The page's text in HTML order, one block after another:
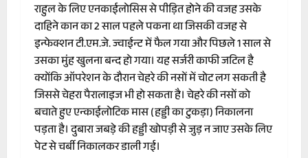
राहुल के लिए एनकाईलोसिस से पीड़ित होने की वजह उसके
दाहिने कान का 2 साल पहले पकना था जिसकी वजह से
इन्फेक्शन टी.एम.जे. ज्वाईन्ट में फैल गया और पिछले 1 साल से
उसका मुंह खुलना बन्द हो गया। यह सर्जरी काफी जटिल है
क्योंकि ऑपरेशन के दौरान चेहरे की नसों में चोट लग सकती है
जिससे चेहरा पैरालाइज भी हो सकता है। चेहरे की नसों को
बचाते हुए एन्काईलोटिक मास (हड्डी का टुकड़ा) निकालना
पड़ता है। दुबारा जबड़े की हड्डी खोपड़ी से जुड़ न जाए उसके लिए
पेट से चर्बी निकालकर डाली गई।